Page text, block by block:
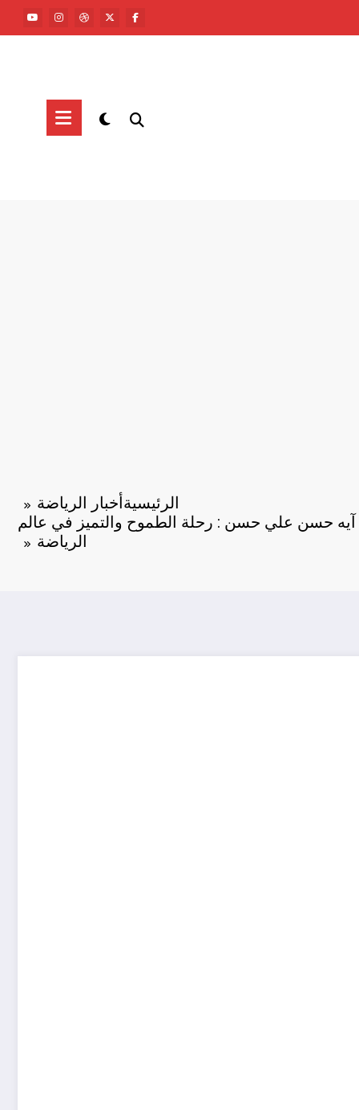
الرئيسيةأخبار الرياضة
حسن علي حسن : رحلة الطموح والتميز في عالم
الرياضة